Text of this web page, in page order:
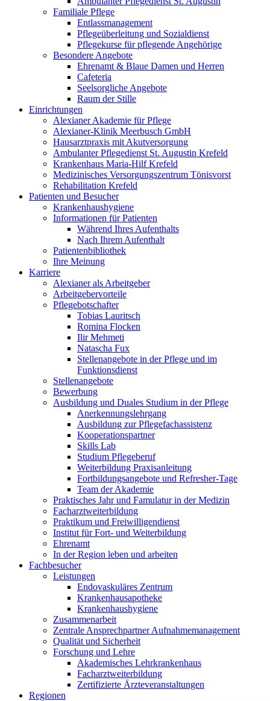
Familiale Pflege
Entlassmanagement
Pflegeüberleitung und Sozialdienst
Pflegekurse für pflegende Angehörige
Besondere Angebote
Ehrenamt & Blaue Damen und Herren
Cafeteria
Seelsorgliche Angebote
Raum der Stille
Einrichtungen
Alexianer Akademie für Pflege
Alexianer-Klinik Meerbusch GmbH
Hausarztpraxis mit Akutversorgung
Ambulanter Pflegedienst St. Augustin Krefeld
Krankenhaus Maria-Hilf Krefeld
Medizinisches Versorgungszentrum Tönisvorst
Rehabilitation Krefeld
Patienten und Besucher
Krankenhaushygiene
Informationen für Patienten
Während Ihres Aufenthalts
Nach Ihrem Aufenthalt
Patientenbibliothek
Ihre Meinung
Karriere
Alexianer als Arbeitgeber
Arbeitgebervorteile
Pflegebotschafter
Tobias Lauritsch
Romina Flocken
Ilir Mehmeti
Natascha Fux
Stellenangebote in der Pflege und im
Funktionsdienst
Stellenangebote
Bewerbung
Ausbildung und Duales Studium in der Pflege
Anerkennungslehrgang
Ausbildung zur Pflegefachassistenz
Kooperationspartner
Skills Lab
Studium Pflegeberuf
Weiterbildung Praxisanleitung
Fortbildungsangebote und Refresher-Tage
Team der Akademie
Praktisches Jahr und Famulatur in der Medizin
Facharztweiterbildung
Praktikum und Freiwilligendienst
Institut für Fort- und Weiterbildung
Ehrenamt
In der Region leben und arbeiten
Fachbesucher
Leistungen
Endovaskuläres Zentrum
Krankenhausapotheke
Krankenhaushygiene
Zusammenarbeit
Zentrale Ansprechpartner Aufnahmemanagement
Qualität und Sicherheit
Forschung und Lehre
Akademisches Lehrkrankenhaus
Facharztweiterbildung
Zertifizierte Ärzteveranstaltungen
Regionen